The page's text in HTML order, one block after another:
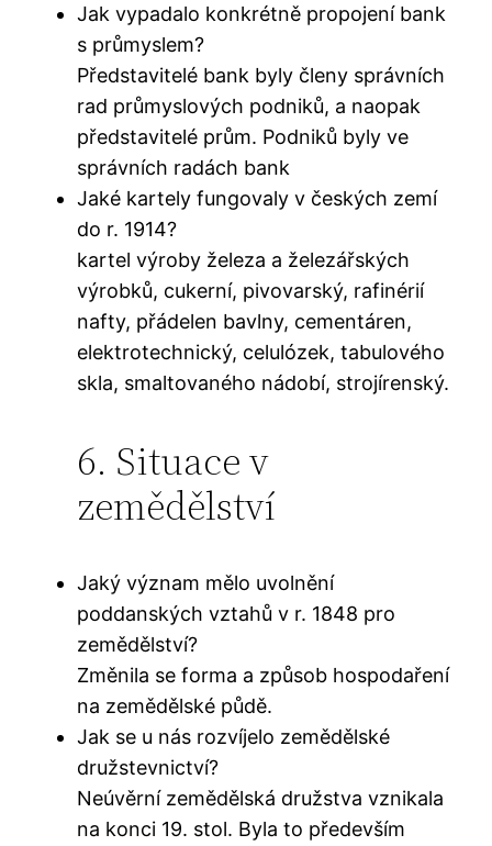
Jak vypadalo konkrétně propojení bank
s průmyslem?
Představitelé bank byly členy správních
rad průmyslových podniků, a naopak
představitelé prům. Podniků byly ve
správních radách bank
Jaké kartely fungovaly v českých zemí
do r. 1914?
kartel výroby železa a železářských
výrobků, cukerní, pivovarský, rafinérií
nafty, přádelen bavlny, cementáren,
elektrotechnický, celulózek, tabulového
skla, smaltovaného nádobí, strojírenský.
6. Situace v
zemědělství
Jaký význam mělo uvolnění
poddanských vztahů v r. 1848 pro
zemědělství?
Změnila se forma a způsob hospodaření
na zemědělské půdě.
Jak se u nás rozvíjelo zemědělské
družstevnictví?
Neúvěrní zemědělská družstva vznikala
na konci 19. stol. Byla to především